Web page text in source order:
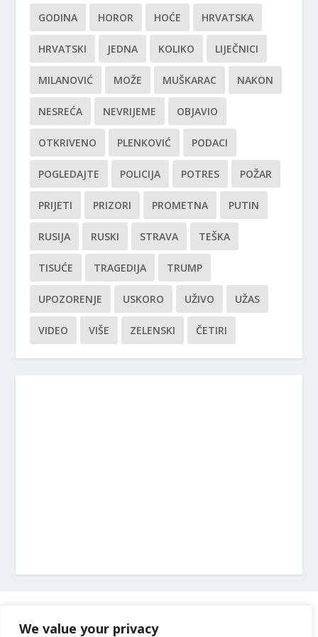
We value your privacy
GODINA HOROR HOĆE HRVATSKA
HRVATSKI JEDNA KOLIKO LIJEČNICI
MILANOVIĆ MOŽE MUŠKARAC NAKON
NESREĆA NEVRIJEME OBJAVIO
OTKRIVENO PLENKOVIĆ PODACI
POGLEDAJTE POLICIJA POTRES POŽAR
PRIJETI PRIZORI PROMETNA PUTIN
RUSIJA RUSKI STRAVA TEŠKA
TISUĆE TRAGEDIJA TRUMP
UPOZORENJE USKORO UŽIVO UŽAS
VIDEO VIŠE ZELENSKI ČETIRI